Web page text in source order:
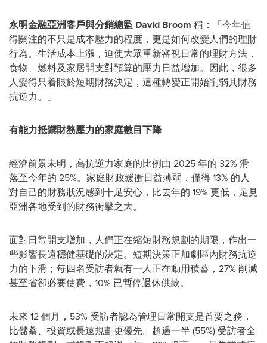
永明金融亞洲客戶與分銷總監 David Broom 稱：「今年值
得關注的不只是成本壓力的程度，更是如何改變人們的理財
行為。生活成本上漲，迫使大眾重新審視日常的理財方法，
食物、燃料及家居開支對預算的壓力日益增加。因此，很多
人變得只着眼於短期財務決定，這種轉變正開始削弱其財務
抗逆力。」
有能力抵禦財務壓力的家庭數目下降
經濟前景未明，高抗逆力家庭的比例由 2025 年的 32% 滑
落至今年的 25%。家庭財政緩衝日益薄弱，僅得 13% 的人
對自己的財務狀況感到十足安心，比去年的 19% 更低，足見
亞洲各地受到的財務衝擊之大。
面對日常開支增加，人們正在縮短財務規劃的期限，作出一
些影響長遠穩健基礎的決定。短期決策正加劇區內財務抗逆
力的下滑；每四名受訪者就有一人正在動用積蓄，27% 削減
甚至省卻必要使費，10% 已暫停退休供款。
未來 12 個月，53% 受訪者認為管理日常開支是首要之務，
比儲蓄、投資或長遠規劃更優先。超過一半 (55%) 受訪者全